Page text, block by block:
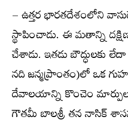
– ఉత్తర భారతదేశంలోని
స్థాపించాడు. ఈ మతాన్ని
చేశాడు. ఇతడు బౌద్ధులకు
నది జన్మప్రాంతం)లో ఒక
దేవాలయాన్ని కొంచెం
గౌతమీ బాలశ్రీ తన నాసిక్